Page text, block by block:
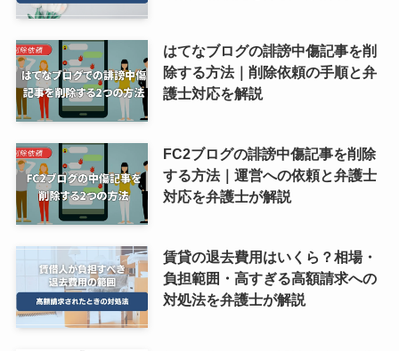
はてなブログの誹謗中傷記事を削
除する方法｜削除依頼の手順と弁
護士対応を解説
FC2ブログの誹謗中傷記事を削除
する方法｜運営への依頼と弁護士
対応を弁護士が解説
賃貸の退去費用はいくら？相場・
負担範囲・高すぎる高額請求への
対処法を弁護士が解説